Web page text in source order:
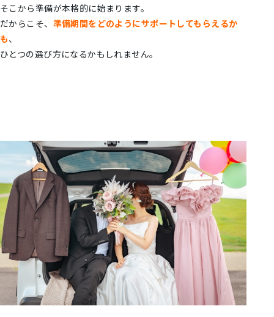
そこから準備が本格的に始まります。
だからこそ、 準備期間をどのようにサポートしてもらえるか
も、
ひとつの選び方になるかもしれません。